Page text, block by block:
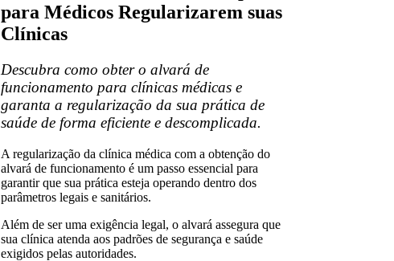
para Médicos Regularizarem suas
Clínicas
Descubra como obter o alvará de
funcionamento para clínicas médicas e
garanta a regularização da sua prática de
saúde de forma eficiente e descomplicada.
A regularização da clínica médica com a obtenção do
alvará de funcionamento é um passo essencial para
garantir que sua prática esteja operando dentro dos
parâmetros legais e sanitários.
Além de ser uma exigência legal, o alvará assegura que
sua clínica atenda aos padrões de segurança e saúde
exigidos pelas autoridades.